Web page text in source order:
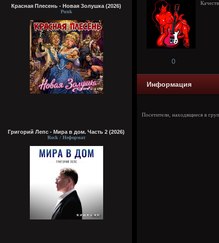
Красная Плесень - Новая Золушка (2026)
Punk
Григорий Лепс - Мира в дом. Часть 2 (2026)
Rock / Неформат
0
Информация
Посетители, находящиеся в